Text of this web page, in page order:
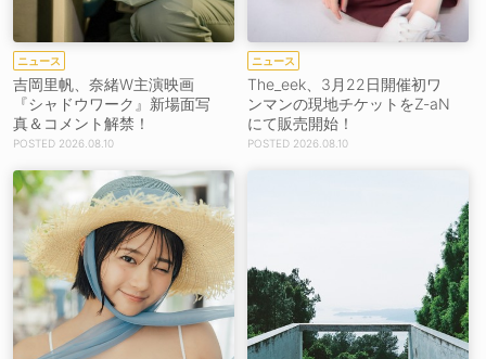
ニュース
吉岡里帆、奈緒W主演映画
『シャドウワーク』新場面写
真＆コメント解禁！
2026.08.10
ニュース
The_eek、3月22日開催初ワ
ンマンの現地チケットをZ-aN
にて販売開始！
2026.08.10